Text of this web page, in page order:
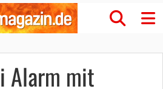
Alarm mit